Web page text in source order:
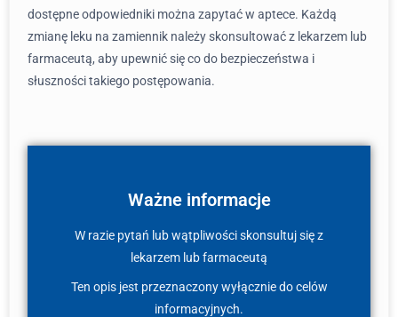
dostępne odpowiedniki można zapytać w aptece. Każdą
zmianę leku na zamiennik należy skonsultować z lekarzem lub
farmaceutą, aby upewnić się co do bezpieczeństwa i
słuszności takiego postępowania.
Ważne informacje
W razie pytań lub wątpliwości skonsultuj się z
lekarzem lub farmaceutą
Ten opis jest przeznaczony wyłącznie do celów
informacyjnych.